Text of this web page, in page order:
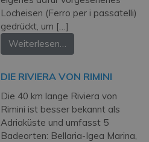
Locheisen (Ferro per i passatelli)
gedrückt, um […]
Weiterlesen…
DIE RIVIERA VON RIMINI
Die 40 km lange Riviera von
Rimini ist besser bekannt als
Adriaküste und umfasst 5
Badeorten: Bellaria-Igea Marina,